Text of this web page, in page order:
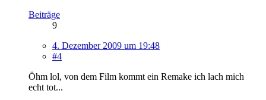
Beiträge
9
4. Dezember 2009 um 19:48
#4
Öhm lol, von dem Film kommt ein Remake ich lach mich
echt tot...